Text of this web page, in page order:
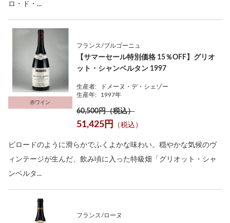
ロ・ド・...
赤ワイン
フランス/ブルゴーニュ
【サマーセール特別価格 15％OFF】グリオ
ット・シャンベルタン 1997
生産者:
ドメーヌ・デ・シェゾー
生産年:
1997年
60,500円（税込）
51,425円 （税込）
ビロードのように滑らかでふくよかな味わい。穏やかな気候のヴ
ィンテージが生んだ、飲み頃に入った特級畑「グリオット・シャ
ンベルタ...
フランス/ローヌ